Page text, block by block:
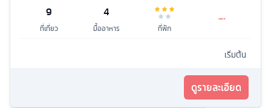
9
ที่เที่ยว
4
มื้ออาหาร ที่พัก
เริ่มต้น
ดูรายละเอียด